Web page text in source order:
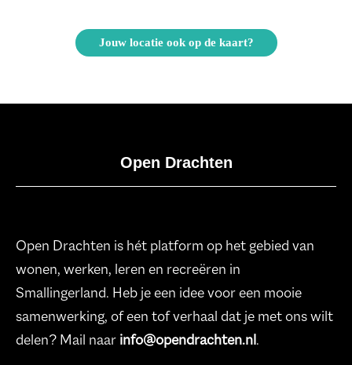
Jouw locatie ook op de kaart?
Open Drachten
Open Drachten is hét platform op het gebied van
wonen, werken, leren en recreëren in
Smallingerland. Heb je een idee voor een mooie
samenwerking, of een tof verhaal dat je met ons wilt
delen? Mail naar info@opendrachten.nl.